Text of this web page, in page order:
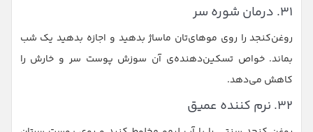
۳۱. درمان شوره سر
روغن‌کنجد را روی موهای‌تان ماساژ بدهید و اجازه بدهید یک شب
بماند. خواص تسکین‌دهنده‌ی آن سوزش پوست سر و خارش را
کاهش می‌دهد.
۳۲. نرم کننده عمیق